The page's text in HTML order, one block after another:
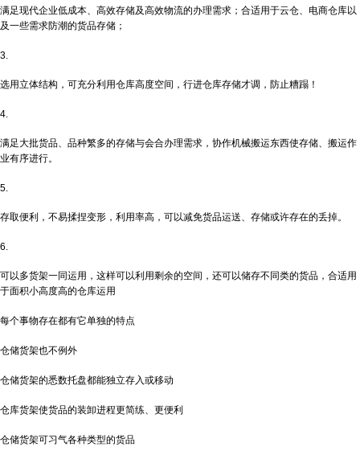
满足现代企业低成本、高效存储及高效物流的办理需求；合适用于云仓、电商仓库以
及一些需求防潮的货品存储；
3.
选用立体结构，可充分利用仓库高度空间，行进仓库存储才调，防止糟蹋！
4.
满足大批货品、品种繁多的存储与会合办理需求，协作机械搬运东西使存储、搬运作
业有序进行。
5.
存取便利，不易揉捏变形，利用率高，可以减免货品运送、存储或许存在的丢掉。
6.
可以多货架一同运用，这样可以利用剩余的空间，还可以储存不同类的货品，合适用
于面积小高度高的仓库运用
每个事物存在都有它单独的特点
仓储货架也不例外
仓储货架的悉数托盘都能独立存入或移动
仓库货架使货品的装卸进程更简练、更便利
仓储货架可习气各种类型的货品